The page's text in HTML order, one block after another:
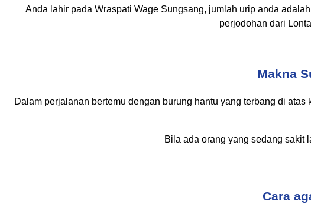
Anda lahir pada Wraspati Wage Sungsang, jumlah urip anda
perjodohan dari
Makna
Dalam perjalanan bertemu dengan burung hantu yang terbang di
Bila ada orang yang sedang sakit
Cara